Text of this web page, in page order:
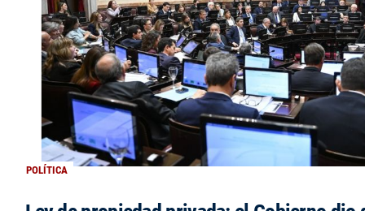
POLÍTICA